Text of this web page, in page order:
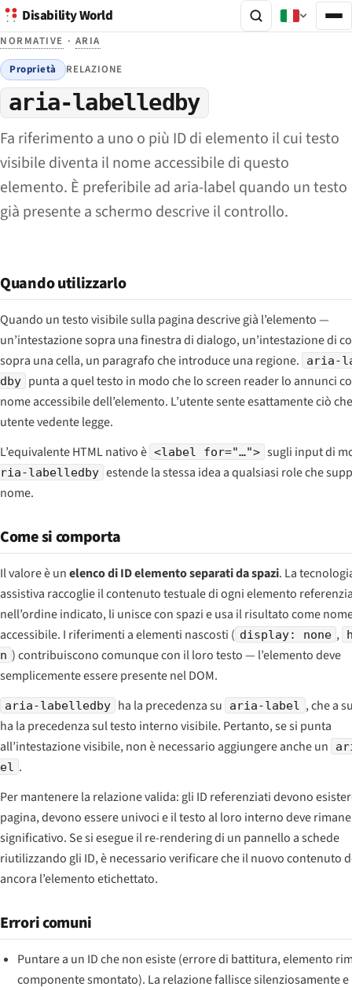
Disability World
NORMATIVE · ARIA
Proprietà RELAZIONE
aria-labelledby
Fa riferimento a uno o più ID di elemento il cui testo
visibile diventa il nome accessibile di questo
elemento. È preferibile ad aria-label quando un testo
già presente a schermo descrive il controllo.
Quando utilizzarlo
Quando un testo visibile sulla pagina descrive già l’elemento —
un’intestazione sopra una finestra di dialogo, un’intestazione di
sopra una cella, un paragrafo che introduce una regione.
aria-
dby punta a quel testo in modo che lo screen reader lo annunci
nome accessibile dell’elemento. L’utente sente esattamente ciò
utente vedente legge.
L’equivalente HTML nativo è <label for="…"> sugli input di
ria-labelledby estende la stessa idea a qualsiasi role che
nome.
Come si comporta
Il valore è unelenco di ID elemento separati da spazi. La
assistiva raccoglie il contenuto testuale di ogni elemento
nell’ordine indicato, li unisce con spazi e usa il risultato come
accessibile. I riferimenti a elementi nascosti ( display: none ,
n ) contribuiscono comunque con il loro testo — l’elemento deve
semplicemente essere presente nel DOM.
aria-labelledby ha la precedenza su aria-label
, che a
ha la precedenza sul testo interno visibile. Pertanto, se si punta
all’intestazione visibile, non è necessario aggiungere anche un
el .
Per mantenere la relazione valida: gli ID referenziati devono
pagina, devono essere univoci e il testo al loro interno deve
significativo. Se si esegue il re-rendering di un pannello a schede
riutilizzando gli ID, è necessario verificare che il nuovo contenuto
ancora l’elemento etichettato.
Errori comuni
Puntare a un ID che non esiste (errore di battitura, elemento
componente smontato). La relazione fallisce silenziosamente e